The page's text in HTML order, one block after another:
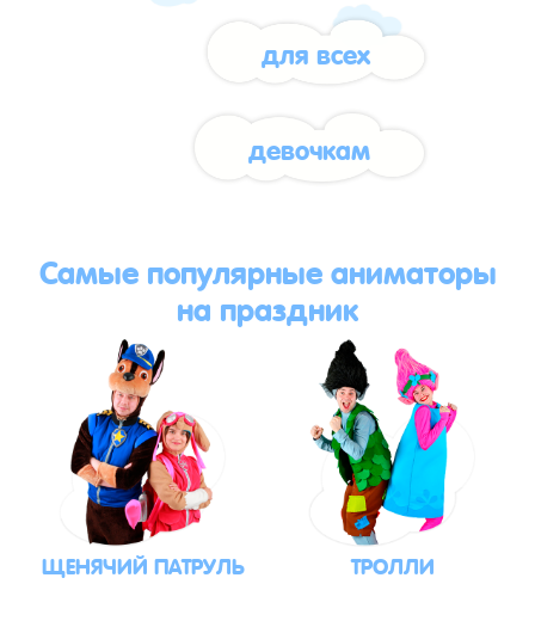
для всех
девочкам
Самые популярные аниматоры
на праздник
ЩЕНЯЧИЙ ПАТРУЛЬ ТРОЛЛИ